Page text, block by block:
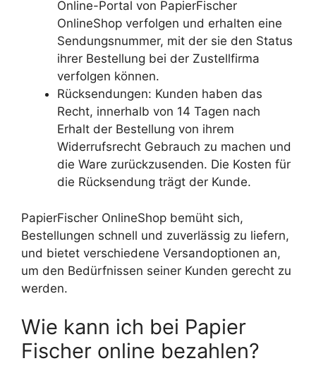
Online-Portal von PapierFischer
OnlineShop verfolgen und erhalten eine
Sendungsnummer, mit der sie den Status
ihrer Bestellung bei der Zustellfirma
verfolgen können.
Rücksendungen: Kunden haben das
Recht, innerhalb von 14 Tagen nach
Erhalt der Bestellung von ihrem
Widerrufsrecht Gebrauch zu machen und
die Ware zurückzusenden. Die Kosten für
die Rücksendung trägt der Kunde.
PapierFischer OnlineShop bemüht sich,
Bestellungen schnell und zuverlässig zu liefern,
und bietet verschiedene Versandoptionen an,
um den Bedürfnissen seiner Kunden gerecht zu
werden.
Wie kann ich bei Papier
Fischer online bezahlen?